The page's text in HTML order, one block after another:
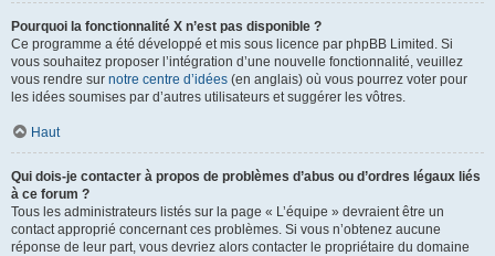
Pourquoi la fonctionnalité X n’est pas disponible ?
Ce programme a été développé et mis sous licence par phpBB Limited. Si
vous souhaitez proposer l’intégration d’une nouvelle fonctionnalité, veuillez
vous rendre sur notre centre d’idées (en anglais) où vous pourrez voter pour
les idées soumises par d’autres utilisateurs et suggérer les vôtres.
Haut
Qui dois-je contacter à propos de problèmes d’abus ou d’ordres légaux liés
à ce forum ?
Tous les administrateurs listés sur la page « L’équipe » devraient être un
contact approprié concernant ces problèmes. Si vous n’obtenez aucune
réponse de leur part, vous devriez alors contacter le propriétaire du domaine